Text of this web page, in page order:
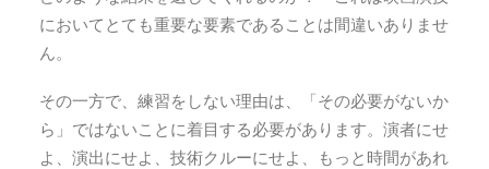
においてとても重要な要素であることは間違いありませ
ん。
その一方で、練習をしない理由は、「その必要がないか
ら」ではないことに着目する必要があります。演者にせ
よ、演出にせよ、技術クルーにせよ、もっと時間があれ